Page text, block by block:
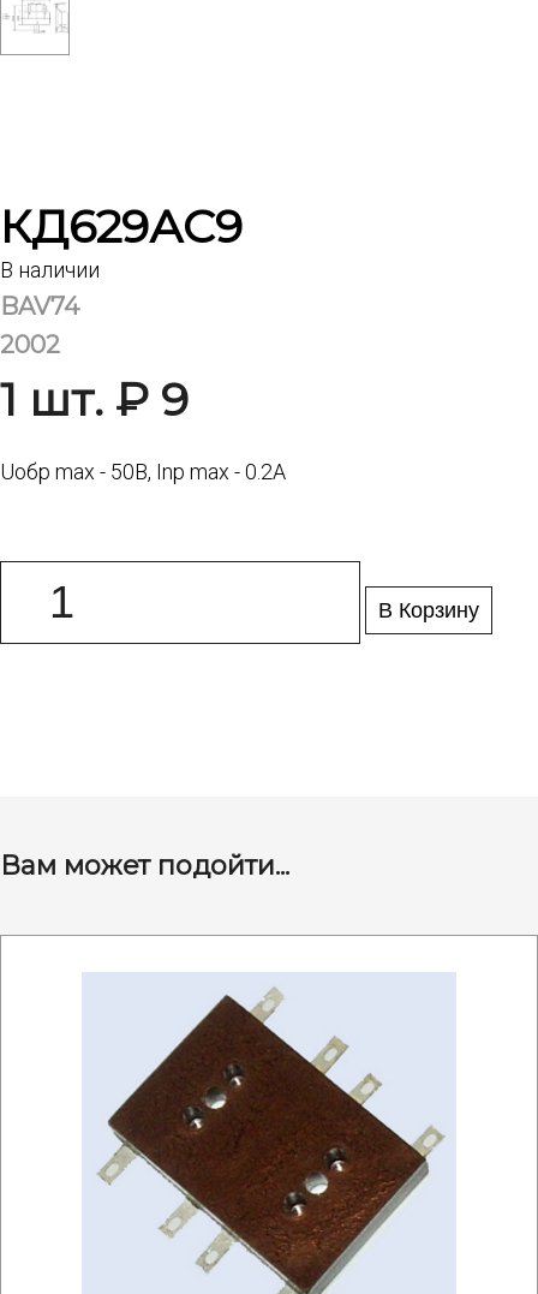
КД629АС9
В наличии
BAV74
2002
1 шт. ₽ 9
Uoбp max - 50В, Inp max - 0.2А
В Корзину
Вам может подойти...